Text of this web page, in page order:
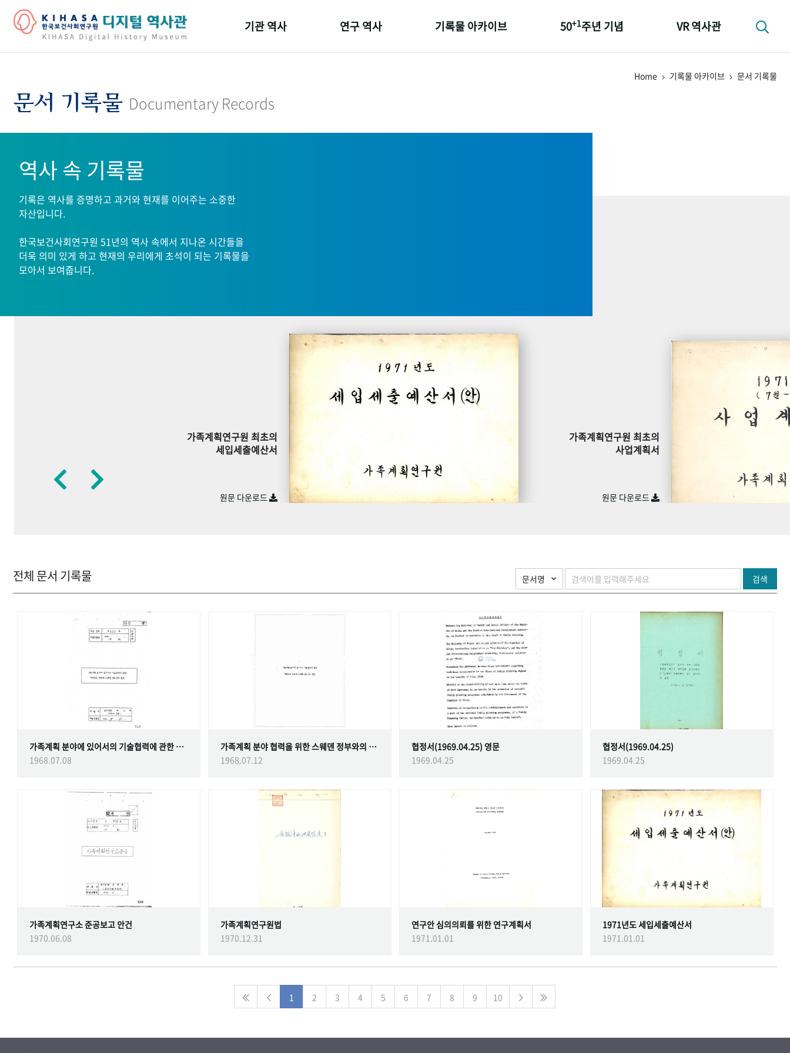
기관 역사
기관 변천사
연구 역사 기록물 아카이브 50+1주년 기념 VR 역사관
Home 기록물 아카이브 문서 기록물
문서 기록물 Documentary Records
역사 속 기록물
기록은 역사를 증명하고 과거와 현재를 이어주는 소중한
자산입니다.
한국보건사회연구원 51년의 역사 속에서 지나온 시간들을
더욱 의미 있게 하고 현재의 우리에게 초석이 되는 기록물을
모아서 보여줍니다.
가족계획연구원 최초의
세입세출예산서
원문 다운로드
가족계획연구원 최초의
사업계획서
원문 다운로드
전체 문서 기록물 검색
가족계획 분야에 있어서의 기술협력에 관한 대한민국정부와 스웨덴 정부간의 협정
1968.07.08
가족계획 분야 협력을 위한 스웨덴 정부와의 협정
1968.07.12
협정서(1969.04.25) 영문
1969.04.25
협정서(1969.04.25)
1969.04.25
가족계획연구소 준공보고 안건
1970.06.08
가족계획연구원법
1970.12.31
연구안 심의의뢰를 위한 연구계획서
1971.01.01
1971년도 세입세출예산서
1971.01.01
1 2 3 4 5 6 7 8 9 10